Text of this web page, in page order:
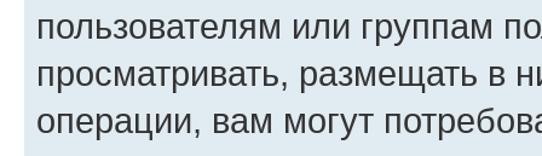
пользователям или группам
просматривать, размещать в
операции, вам могут